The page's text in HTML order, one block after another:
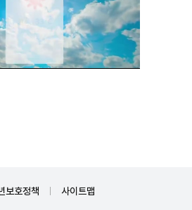
보호정책 사이트맵